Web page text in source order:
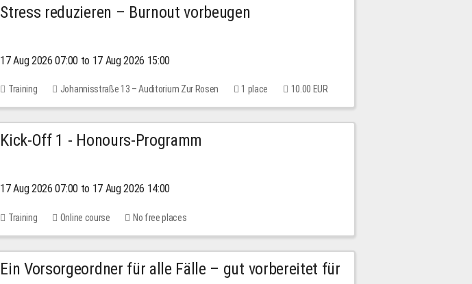
Stress reduzieren – Burnout vorbeugen
17 Aug 2026 07:00 to 17 Aug 2026 15:00
Training Johannisstraße 13 – Auditorium Zur Rosen 1 place 10.00 EUR
Kick-Off 1 - Honours-Programm
17 Aug 2026 07:00 to 17 Aug 2026 14:00
Training Online course No free places
Ein Vorsorgeordner für alle Fälle – gut vorbereitet für